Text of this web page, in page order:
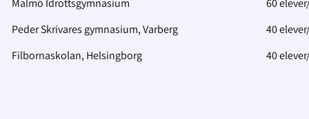
Malmö Idrottsgymnasium
60
Peder Skrivares gymnasium, Varberg
40
Filbornaskolan, Helsingborg
40